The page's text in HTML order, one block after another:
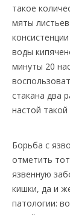
такое
мяты
воды
минуты 20
стакана два
настой
Борьба с
отметить
язвенную
кишки, да и
патологии: